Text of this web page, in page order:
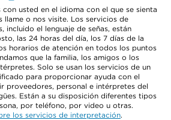
usted en el idioma con el que se sienta
llame o nos visite. Los servicios de
incluido el lenguaje de señas, están
las 24 horas del día, los 7 días de la
horarios de atención en todos los puntos
que la familia, los amigos o los
Solo se usan los servicios de un
para proporcionar ayuda con el
proveedores, personal e intérpretes del
Están a su disposición diferentes tipos
por teléfono, por video u otras.
los servicios de interpretación.